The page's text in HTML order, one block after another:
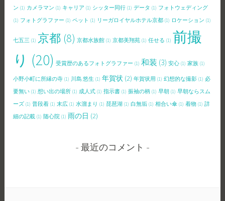
ン (1) カメラマン (1) キャリア (1) シッター同行 (1) データ (1) フォトウェディング
(1) フォトグラファー (1) ペット (1) リーガロイヤルホテル京都 (1) ロケーション (1)
七五三 (1) 京都 (8) 京都水族館 (1) 京都美翔苑 (1) 任せる (1) 前撮
り (20) 受賞歴のあるフォトグラファー (1) 和装 (3) 安心 (1) 家族 (1)
小野小町に所縁の寺 (1) 川島 悠生 (1) 年賀状 (2) 年賀状用 (1) 幻想的な撮影 (1) 必
要無い (1) 想い出の場所 (1) 成人式 (1) 指示書 (1) 振袖の柄 (1) 早朝 (1) 早朝ならスム
ーズ (1) 普段着 (1) 末広 (1) 水溜まり (1) 琵琶湖 (1) 白無垢 (1) 相合い傘 (1) 着物 (1) 詳
細の記載 (1) 随心院 (1) 雨の日 (2)
最近のコメント